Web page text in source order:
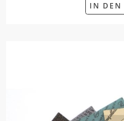
IN DEN